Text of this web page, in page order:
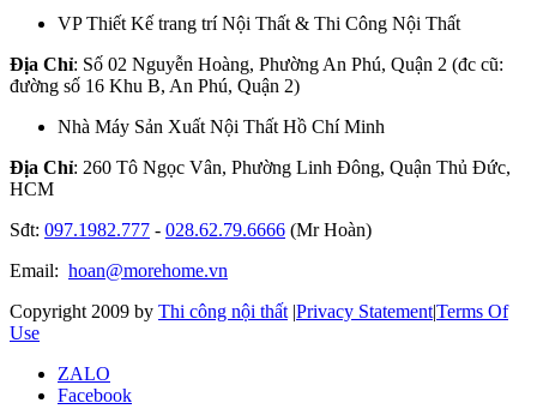
VP Thiết Kế trang trí Nội Thất & Thi Công Nội Thất
Địa Chỉ: Số 02 Nguyễn Hoàng, Phường An Phú, Quận 2 (đc cũ:
đường số 16 Khu B, An Phú, Quận 2)
Nhà Máy Sản Xuất Nội Thất Hồ Chí Minh
Địa Chỉ: 260 Tô Ngọc Vân, Phường Linh Đông, Quận Thủ Đức,
HCM
Sđt: 097.1982.777 - 028.62.79.6666 (Mr Hoàn)
Email: hoan@morehome.vn
Copyright 2009 by Thi công nội thất |Privacy Statement|Terms Of
Use
ZALO
Facebook